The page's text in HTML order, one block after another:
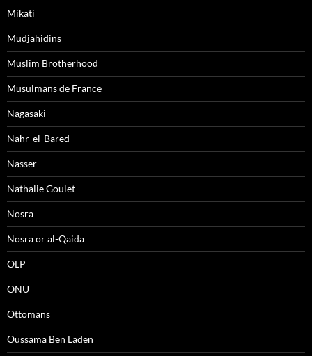
Mikati
Mudjahidins
Muslim Brotherhood
Musulmans de France
Nagasaki
Nahr-el-Bared
Nasser
Nathalie Goulet
Nosra
Nosra or al-Qaida
OLP
ONU
Ottomans
Oussama Ben Laden